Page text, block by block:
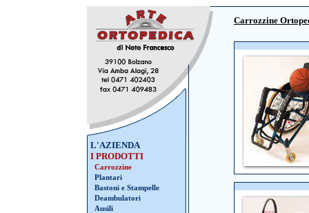
L'AZIENDA
I PRODOTTI
Carrozzine
Plantari
Bastoni e Stampelle
Deambulatori
Ausili
Carrozzine